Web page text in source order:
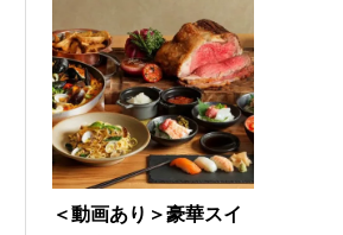
＜動画あり＞豪華スイ